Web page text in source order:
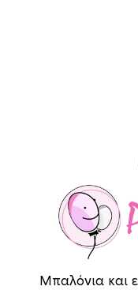
Μπαλόνια και